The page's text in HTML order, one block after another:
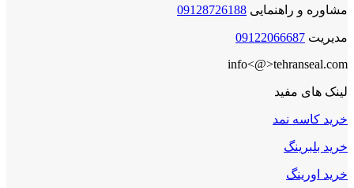
مشاوره و راهنمایی 09128726188
مدیریت 09122066687
info<@>tehranseal.com
لینک های مفید
خرید کاسه نمد
خرید بلبرینگ
خرید اورینگ